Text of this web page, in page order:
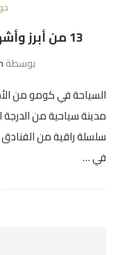
13 من أبرز وأشهر معالم السياحة في كومو
بوسطة
السياحة في كومو من
مدينة سياحية من
سلسلة راقية من الفنادق
في …